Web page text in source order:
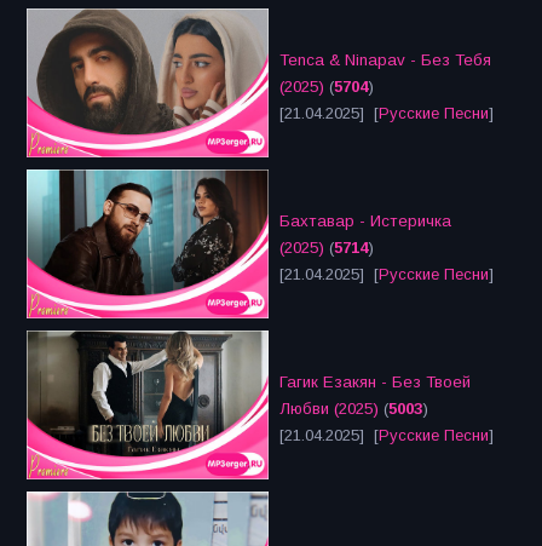
Tenca & Ninapav - Без Тебя
(2025) (5704)
[21.04.2025] [Русские Песни]
Бахтавар - Истеричка
(2025) (5714)
[21.04.2025] [Русские Песни]
Гагик Езакян - Без Твоей
Любви (2025) (5003)
[21.04.2025] [Русские Песни]